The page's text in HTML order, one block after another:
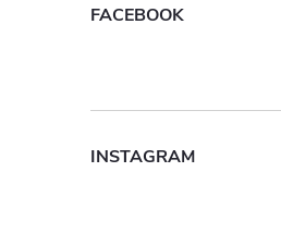
P
s
FACEBOOK
INSTAGRAM